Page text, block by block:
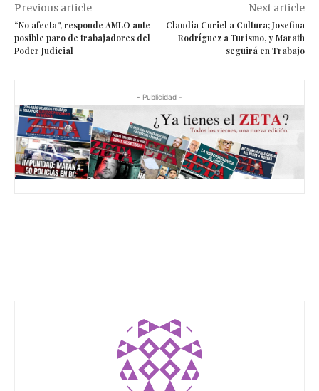
Previous article
“No afecta”, responde AMLO ante
posible paro de trabajadores del
Poder Judicial
Next article
Claudia Curiel a Cultura; Josefina
Rodríguez a Turismo, y Marath
seguirá en Trabajo
- Publicidad -